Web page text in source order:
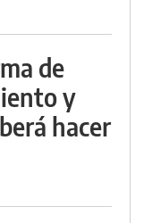
de
y
hacer